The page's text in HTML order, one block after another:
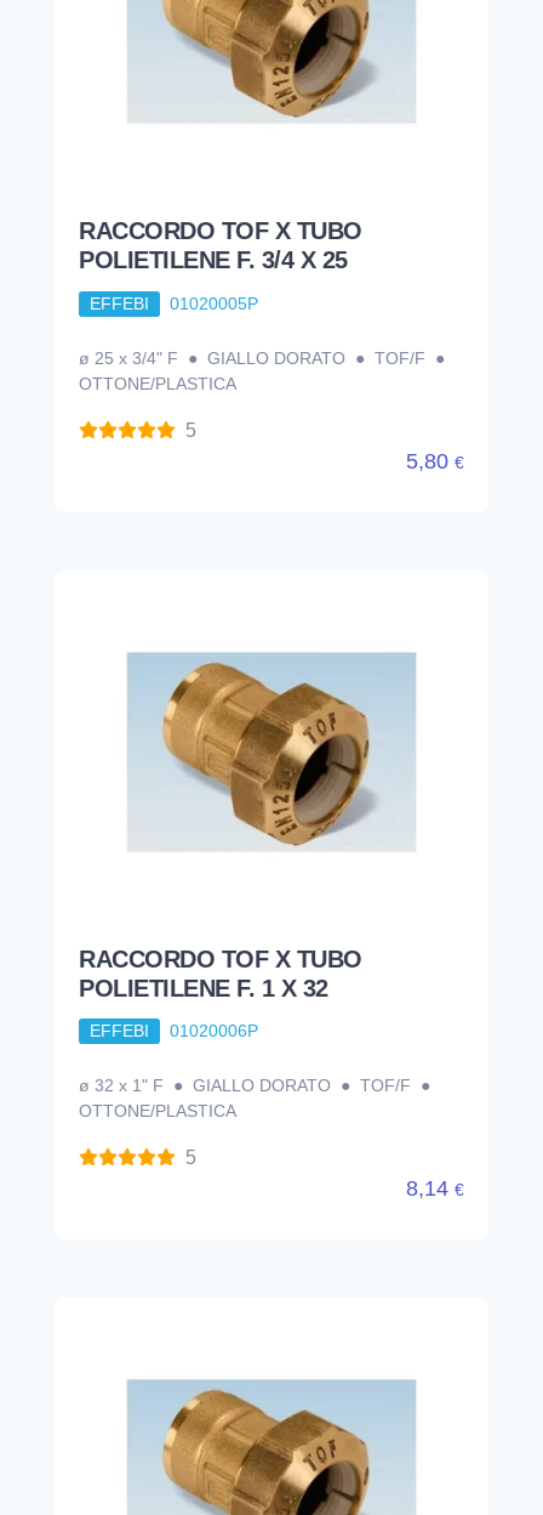
RACCORDO TOF X TUBO
POLIETILENE F. 3/4 X 25
EFFEBI 01020005P
ø 25 x 3/4" F ● GIALLO DORATO ● TOF/F ●
OTTONE/PLASTICA
5
5,80 €
RACCORDO TOF X TUBO
POLIETILENE F. 1 X 32
EFFEBI 01020006P
ø 32 x 1" F ● GIALLO DORATO ● TOF/F ●
OTTONE/PLASTICA
5
8,14 €